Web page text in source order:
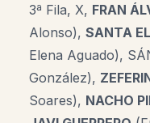
3ª Fila, X, FRAN
Alonso), SANTA
Elena Aguado),
González),
Soares), NACHO